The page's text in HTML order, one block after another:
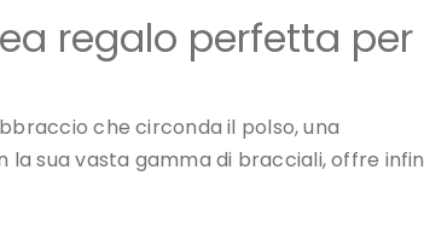
regalo perfetta per
che circonda il polso, una
la sua vasta gamma di bracciali, offre